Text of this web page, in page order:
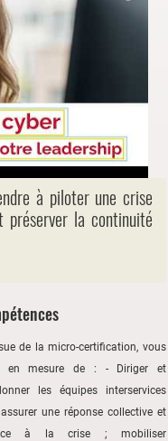
à piloter une crise
préserver la continuité
de la micro-certification, vous
en mesure de : - Diriger et
les équipes interservices
une réponse collective et
à la crise ; mobiliser